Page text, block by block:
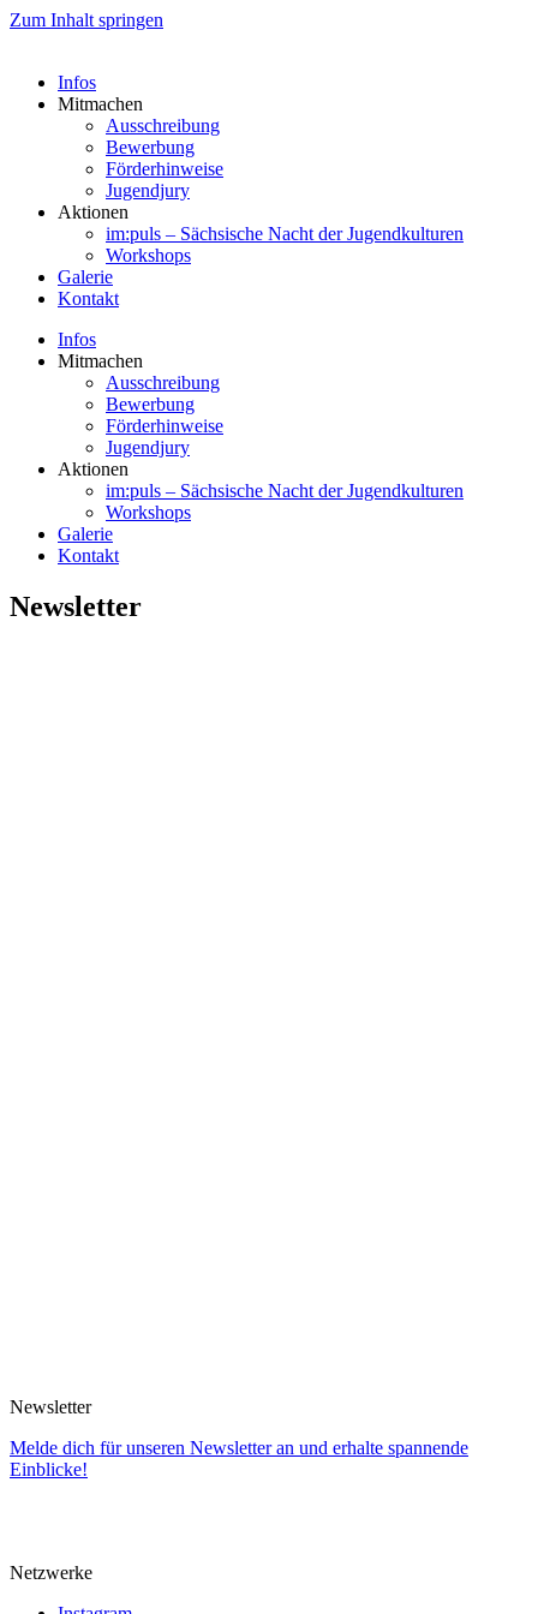
Zum Inhalt springen
Infos
Mitmachen
Ausschreibung
Bewerbung
Förderhinweise
Jugendjury
Aktionen
im:puls – Sächsische Nacht der Jugendkulturen
Workshops
Galerie
Kontakt
Infos
Mitmachen
Ausschreibung
Bewerbung
Förderhinweise
Jugendjury
Aktionen
im:puls – Sächsische Nacht der Jugendkulturen
Workshops
Galerie
Kontakt
Newsletter
Newsletter
Melde dich für unseren Newsletter an und erhalte spannende
Einblicke!
Netzwerke